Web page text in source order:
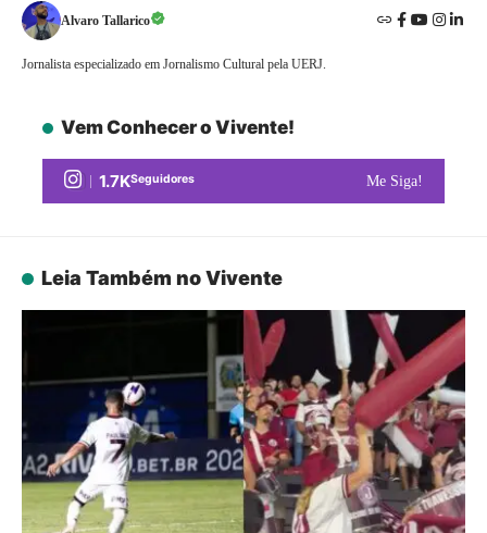
Alvaro Tallarico
Jornalista especializado em Jornalismo Cultural pela UERJ.
Vem Conhecer o Vivente!
1.7KSeguidores Me Siga!
Leia Também no Vivente